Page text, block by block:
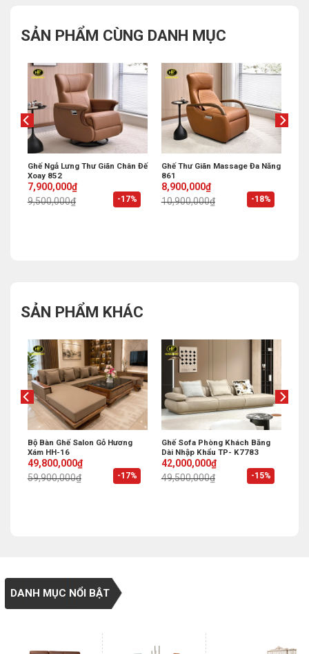
SẢN PHẨM CÙNG DANH MỤC
-17%
Ghế Ngả Lưng Thư Giãn Chân Đế
Xoay 852
9,500,000₫
Original
price
was:
7,900,000₫
Current
price
is:
-18%
Ghế Thư Giãn Massage Đa Năng
861
10,900,000₫
Original
price
was:
8,900,000₫
Current
price
is:
SẢN PHẨM KHÁC
-17%
Bộ Bàn Ghế Salon Gỗ Hương
Xám HH-16
59,900,000₫
Original
price
was:
49,800,000₫
Current
price
is:
-15%
Ghế Sofa Phòng Khách Băng
Dài Nhập Khẩu TP- K7783
49,500,000₫
Original
price
was:
42,000,000₫
Current
price
is:
DANH MỤC NỔI BẬT